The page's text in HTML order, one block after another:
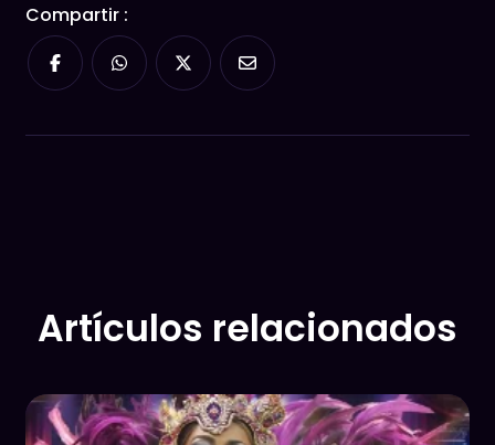
Compartir :
Artículos relacionados